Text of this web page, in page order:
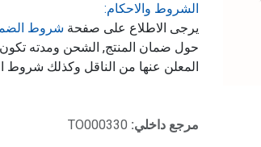
الشروط والاحكام:
يرجى الاطلاع على صفحة شروط
حول ضمان المنتج, الشحن ومدته
المعلن عنها من الناقل وكذلك شروط
مرجع داخلي: TO000330